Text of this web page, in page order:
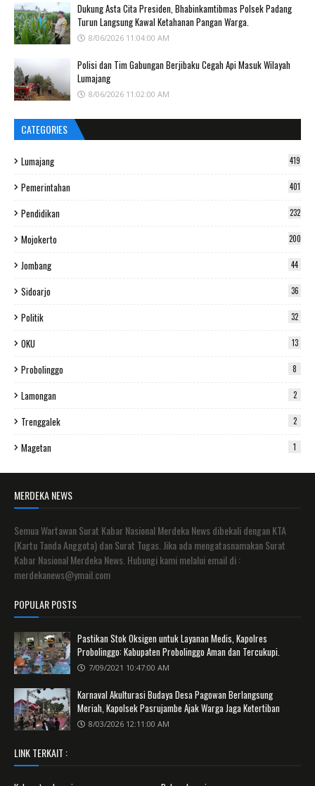
Dukung Asta Cita Presiden, Bhabinkamtibmas Polsek Padang
Turun Langsung Kawal Ketahanan Pangan Warga.
8/06/2026 11:04:00 AM
Polisi dan Tim Gabungan Berjibaku Cegah Api Masuk Wilayah
Lumajang
8/06/2026 11:02:00 AM
CATEGORIES
Lumajang 419
Pemerintahan 401
Pendidikan 232
Mojokerto 200
Jombang 44
Sidoarjo 36
Politik 32
OKU 13
Probolinggo 8
Lamongan 2
Trenggalek 2
Magetan 1
MERDEKA NEWS
Semua Wartawan Surat Kabar Nasional Merdeka News dibekali dengan KTA
(Kartu Tanda Anggota) dan Surat Tugas. Jika ada mengatasnamakan Surat
Kabar Nasional Merdeka News. Hubungi kami melalui email di :
merdekanews@ymail.com
POPULAR POSTS
Pastikan Stok Oksigen untuk Layanan Medis, Kapolres
Probolinggo: Kabupaten Probolinggo Aman dan Tercukupi.
7/09/2021 10:47:00 AM
Karnaval Akulturasi Budaya Desa Pagowan Berlangsung
Meriah, Kapolsek Pasrujambe Ajak Warga Jaga Ketertiban
8/03/2026 12:11:00 AM
LINK TERKAIT :